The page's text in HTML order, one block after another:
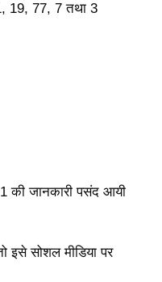
19, 77, 7 तथा 3
1 की जानकारी पसंद आयी
इसे सोशल मीडिया पर